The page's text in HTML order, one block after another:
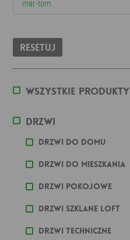
Resetuj
Wszystkie produkty
Drzwi
Drzwi do domu
Drzwi do mieszkania
Drzwi pokojowe
Drzwi szklane loft
Drzwi techniczne